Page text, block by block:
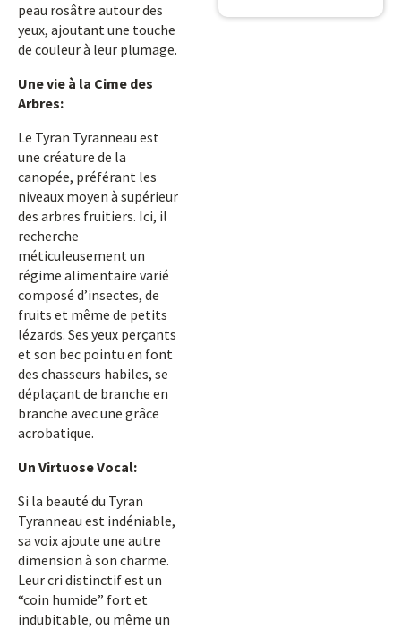
peau rosâtre autour des
yeux, ajoutant une touche
de couleur à leur plumage.
Une vie à la Cime des
Arbres:
Le Tyran Tyranneau est
une créature de la
canopée, préférant les
niveaux moyen à supérieur
des arbres fruitiers. Ici, il
recherche
méticuleusement un
régime alimentaire varié
composé d’insectes, de
fruits et même de petits
lézards. Ses yeux perçants
et son bec pointu en font
des chasseurs habiles, se
déplaçant de branche en
branche avec une grâce
acrobatique.
Un Virtuose Vocal:
Si la beauté du Tyran
Tyranneau est indéniable,
sa voix ajoute une autre
dimension à son charme.
Leur cri distinctif est un
“coin humide” fort et
indubitable, ou même un